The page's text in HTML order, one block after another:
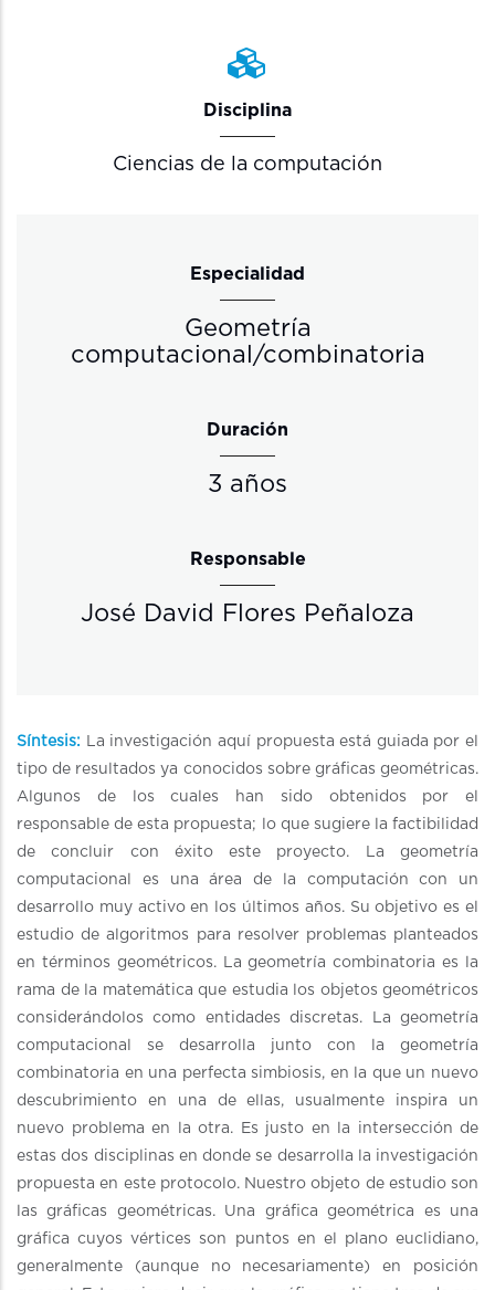
Disciplina
Ciencias de la computación
Especialidad
Geometría
computacional/combinatoria
Duración
3 años
Responsable
José David Flores Peñaloza
Síntesis: La investigación aquí propuesta está guiada por el
tipo de resultados ya conocidos sobre gráficas geométricas.
Algunos de los cuales han sido obtenidos por el
responsable de esta propuesta; lo que sugiere la factibilidad
de concluir con éxito este proyecto. La geometría
computacional es una área de la computación con un
desarrollo muy activo en los últimos años. Su objetivo es el
estudio de algoritmos para resolver problemas planteados
en términos geométricos. La geometría combinatoria es la
rama de la matemática que estudia los objetos geométricos
considerándolos como entidades discretas. La geometría
computacional se desarrolla junto con la geometría
combinatoria en una perfecta simbiosis, en la que un nuevo
descubrimiento en una de ellas, usualmente inspira un
nuevo problema en la otra. Es justo en la intersección de
estas dos disciplinas en donde se desarrolla la investigación
propuesta en este protocolo. Nuestro objeto de estudio son
las gráficas geométricas. Una gráfica geométrica es una
gráfica cuyos vértices son puntos en el plano euclidiano,
generalmente (aunque no necesariamente) en posición